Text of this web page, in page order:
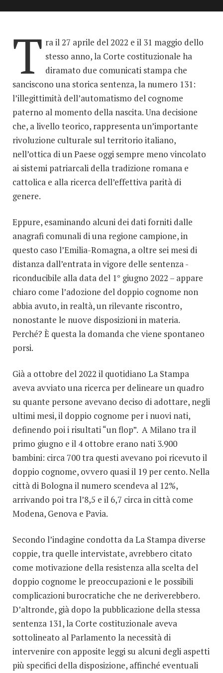
T ra il 27 aprile del 2022 e il 31 maggio dello
stesso anno, la Corte costituzionale ha
diramato due comunicati stampa che
sanciscono una storica sentenza, la numero 131:
l’illegittimità dell’automatismo del cognome
paterno al momento della nascita. Una decisione
che, a livello teorico, rappresenta un’importante
rivoluzione culturale sul territorio italiano,
nell’ottica di un Paese oggi sempre meno vincolato
ai sistemi patriarcali della tradizione romana e
cattolica e alla ricerca dell’effettiva parità di
genere.
Eppure, esaminando alcuni dei dati forniti dalle
anagrafi comunali di una regione campione, in
questo caso l’Emilia-Romagna, a oltre sei mesi di
distanza dall’entrata in vigore delle sentenza -
riconducibile alla data del 1° giugno 2022 – appare
chiaro come l’adozione del doppio cognome non
abbia avuto, in realtà, un rilevante riscontro,
nonostante le nuove disposizioni in materia.
Perché? È questa la domanda che viene spontaneo
porsi.
Già a ottobre del 2022 il quotidiano La Stampa
aveva avviato una ricerca per delineare un quadro
su quante persone avevano deciso di adottare, negli
ultimi mesi, il doppio cognome per i nuovi nati,
definendo poi i risultati “un flop”. A Milano tra il
primo giugno e il 4 ottobre erano nati 3.900
bambini: circa 700 tra questi avevano poi ricevuto il
doppio cognome, ovvero quasi il 19 per cento. Nella
città di Bologna il numero scendeva al 12%,
arrivando poi tra l’8,5 e il 6,7 circa in città come
Modena, Genova e Pavia.
Secondo l’indagine condotta da La Stampa diverse
coppie, tra quelle intervistate, avrebbero citato
come motivazione della resistenza alla scelta del
doppio cognome le preoccupazioni e le possibili
complicazioni burocratiche che ne deriverebbero.
D’altronde, già dopo la pubblicazione della stessa
sentenza 131, la Corte costituzionale aveva
sottolineato al Parlamento la necessità di
intervenire con apposite leggi su alcuni degli aspetti
più specifici della disposizione, affinché eventuali